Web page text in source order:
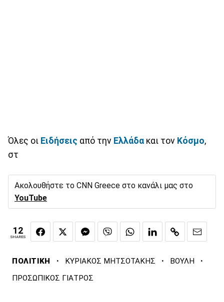
Όλες οι Ειδήσεις από την Ελλάδα και τον Κόσμο,
στ
Ακολουθήστε το CNN Greece στο κανάλι μας στο
YouTube
12
SHARES
ΠΟΛΙΤΙΚΗ · ΚΥΡΙΑΚΟΣ ΜΗΤΣΟΤΑΚΗΣ · ΒΟΥΛΗ ·
ΠΡΟΣΩΠΙΚΟΣ ΓΙΑΤΡΟΣ